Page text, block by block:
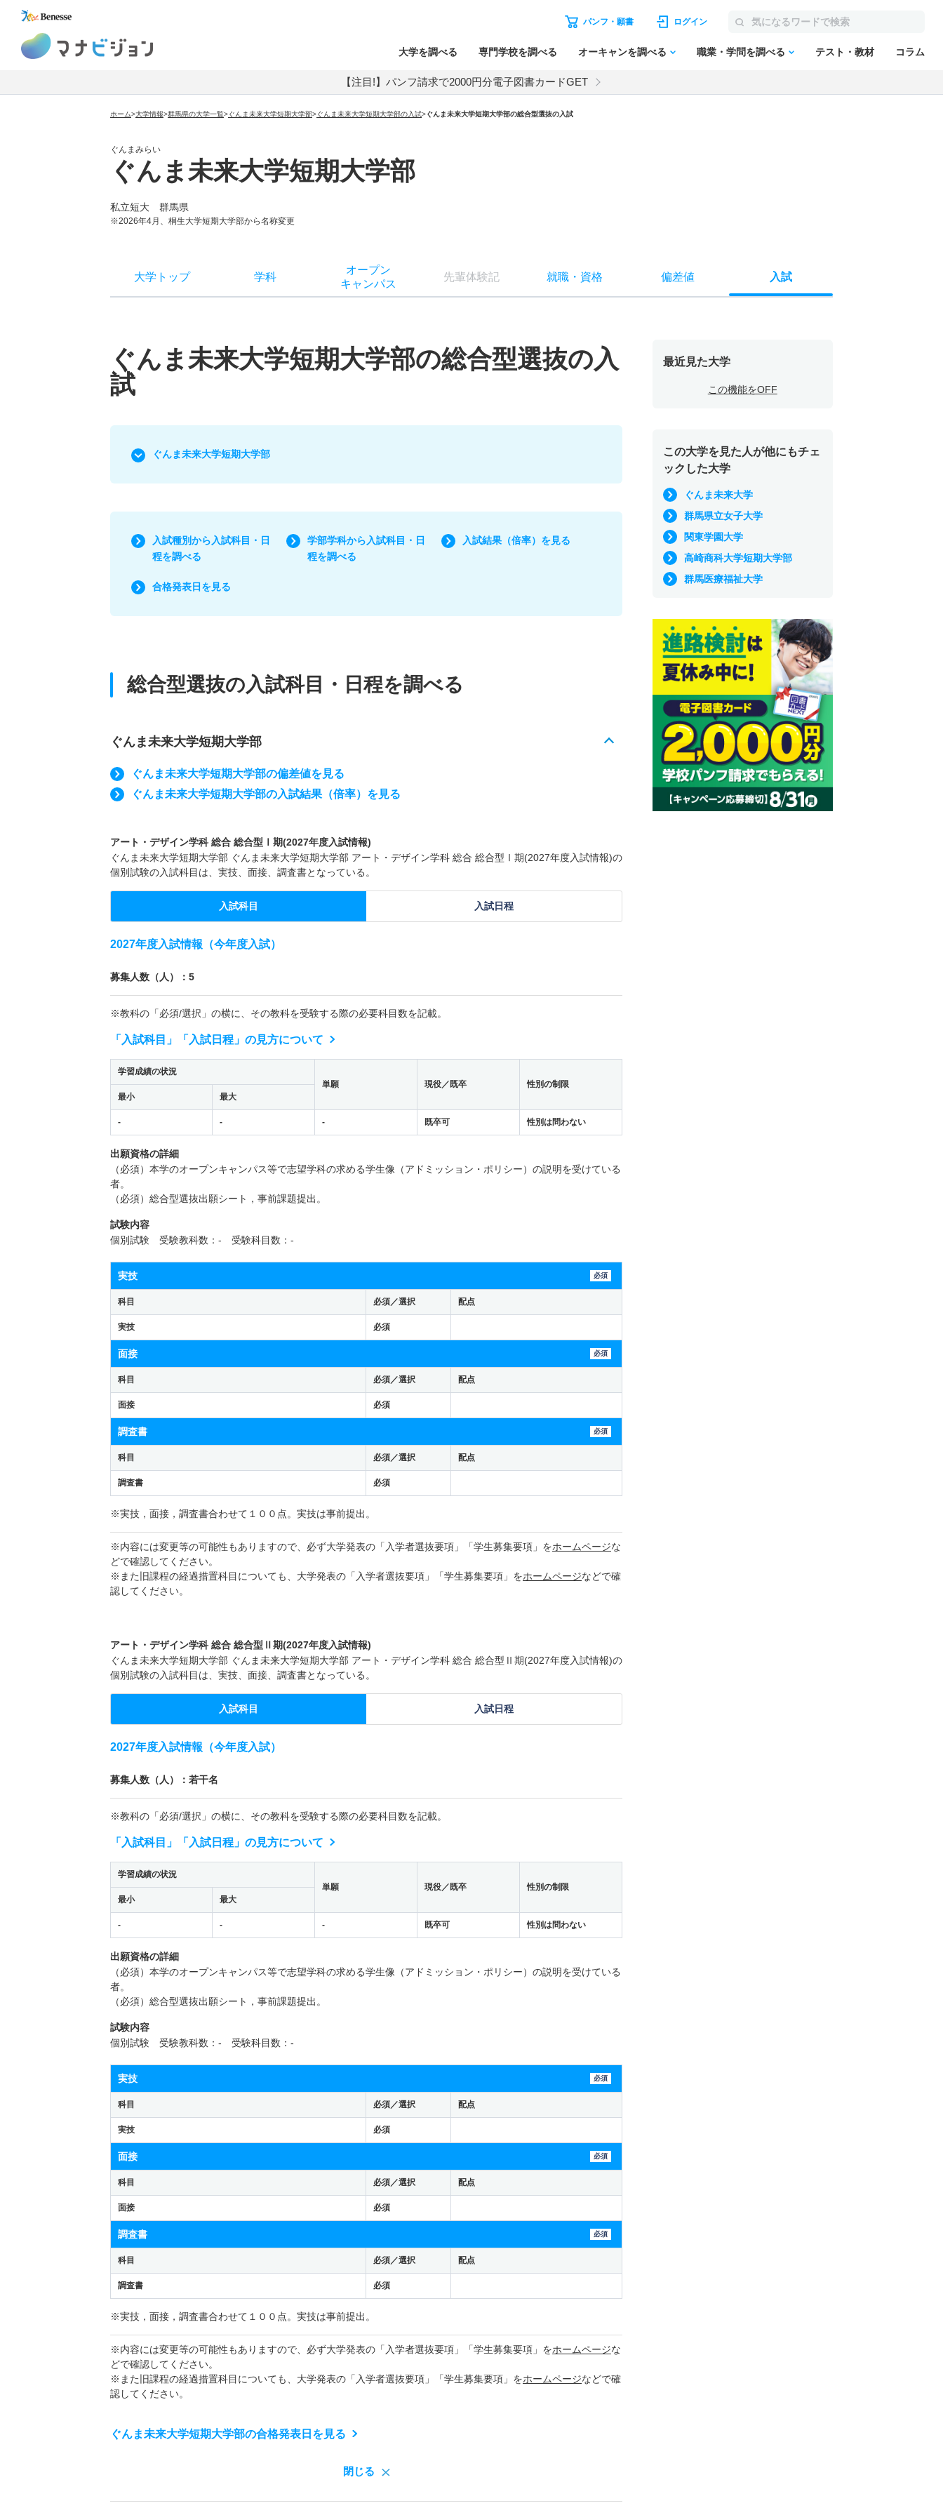
パンフ・願書 ログイン
大学を調べる 専門学校を調べる オーキャンを調べる 職業・学問を調べる テスト・教材 コラム
【注目!】パンフ請求で2000円分電子図書カードGET
ホーム>大学情報>群馬県の大学一覧>ぐんま未来大学短期大学部>ぐんま未来大学短期大学部の入試>ぐんま未来大学短期大学部の総合型選抜の入試
ぐんまみらい
ぐんま未来大学短期大学部
私立短大 群馬県
※2026年4月、桐生大学短期大学部から名称変更
大学トップ 学科
オープン
キャンパス
先輩体験記 就職・ 資格 偏差値 入試
ぐんま未来大学短期大学部の総合型選抜の入
試
ぐんま未来大学短期大学部
入試種別から入試科目・日
程を調べる
学部学科から入試科目・日
程を調べる
入試結果（倍率）を見る
合格発表日を見る
総合型選抜の入試科目・日程を調べる
ぐんま未来大学短期大学部
ぐんま未来大学短期大学部の偏差値を見る
ぐんま未来大学短期大学部の入試結果（倍率）を見る
アート・デザイン学科 総合 総合型Ⅰ期(2027年度入試情報)
ぐんま未来大学短期大学部 ぐんま未来大学短期大学部 アート・デザイン学科 総合 総合型Ⅰ期(2027年度入試情報)の
個別試験の入試科目は、実技、面接、調査書となっている。
入試科目 入試日程
2027年度入試情報（今年度入試）
募集人数（人）：5
※教科の「必須/選択」の横に、その教科を受験する際の必要科目数を記載。
「入試科目」「入試日程」の見方について
学習成績の状況
単願
現役／既卒
性別の制限
最小
最大
- - - 既卒可 性別は問わない
出願資格の詳細
（必須）本学のオープンキャンパス等で志望学科の求める学生像（アドミッション・ポリシー）の説明を受けている
者。
（必須）総合型選抜出願シート，事前課題提出。
試験内容
個別試験 受験教科数：- 受験科目数：-
実技 必須
科目 必須／選択 配点
実技 必須
面接 必須
科目 必須／選択 配点
面接 必須
調査書 必須
科目 必須／選択 配点
調査書 必須
※実技，面接，調査書合わせて１００点。実技は事前提出。
※内容には変更等の可能性もありますので、必ず大学発表の「入学者選抜要項」「学生募集要項」をホームページな
どで確認してください。
※また旧課程の経過措置科目についても、大学発表の「入学者選抜要項」「学生募集要項」をホームページなどで確
認してください。
アート・デザイン学科 総合 総合型Ⅱ期(2027年度入試情報)
ぐんま未来大学短期大学部 ぐんま未来大学短期大学部 アート・デザイン学科 総合 総合型Ⅱ期(2027年度入試情報)の
個別試験の入試科目は、実技、面接、調査書となっている。
入試科目 入試日程
2027年度入試情報（今年度入試）
募集人数（人）：若干名
※教科の「必須/選択」の横に、その教科を受験する際の必要科目数を記載。
「入試科目」「入試日程」の見方について
学習成績の状況
単願
現役／既卒
性別の制限
最小
最大
- - - 既卒可 性別は問わない
出願資格の詳細
（必須）本学のオープンキャンパス等で志望学科の求める学生像（アドミッション・ポリシー）の説明を受けている
者。
（必須）総合型選抜出願シート，事前課題提出。
試験内容
個別試験 受験教科数：- 受験科目数：-
実技 必須
科目 必須／選択 配点
実技 必須
面接 必須
科目 必須／選択 配点
面接 必須
調査書 必須
科目 必須／選択 配点
調査書 必須
※実技，面接，調査書合わせて１００点。実技は事前提出。
※内容には変更等の可能性もありますので、必ず大学発表の「入学者選抜要項」「学生募集要項」をホームページな
どで確認してください。
※また旧課程の経過措置科目についても、大学発表の「入学者選抜要項」「学生募集要項」をホームページなどで確
認してください。
ぐんま未来大学短期大学部の合格発表日を見る
閉じる
最近見た大学
この機能をOFF
この大学を見た人が他にもチェ
ックした大学
ぐんま未来大学
群馬県立女子大学
関東学園大学
高崎商科大学短期大学部
群馬医療福祉大学